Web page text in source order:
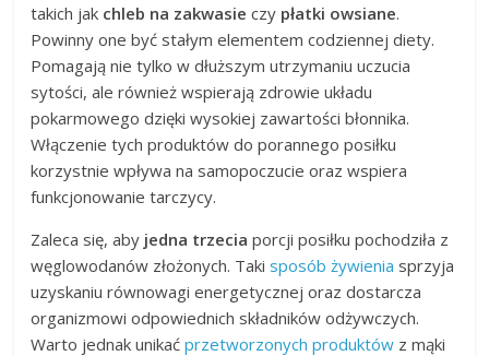
takich jak chleb na zakwasie czy płatki owsiane.
Powinny one być stałym elementem codziennej diety.
Pomagają nie tylko w dłuższym utrzymaniu uczucia
sytości, ale również wspierają zdrowie układu
pokarmowego dzięki wysokiej zawartości błonnika.
Włączenie tych produktów do porannego posiłku
korzystnie wpływa na samopoczucie oraz wspiera
funkcjonowanie tarczycy.
Zaleca się, aby jedna trzecia porcji posiłku pochodziła z
węglowodanów złożonych. Takisposób żywienia sprzyja
uzyskaniu równowagi energetycznej oraz dostarcza
organizmowi odpowiednich składników odżywczych.
Warto jednak unikaćprzetworzonych produktów z mąki